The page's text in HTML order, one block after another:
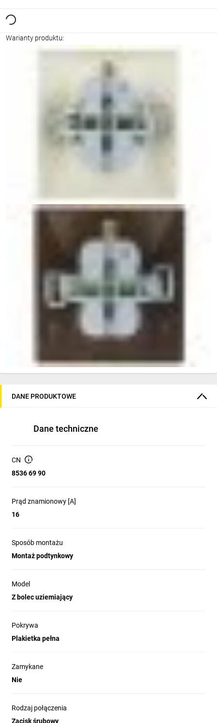
Warianty produktu:
DANE PRODUKTOWE
Dane techniczne
CN
8536 69 90
Prąd znamionowy [A]
16
Sposób montażu
Montaż podtynkowy
Model
Z bolec uziemiający
Pokrywa
Plakietka pełna
Zamykane
Nie
Rodzaj połączenia
Zacisk śrubowy